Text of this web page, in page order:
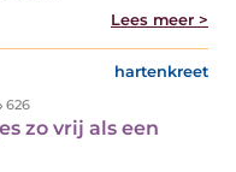
Lees meer >
hartenkreet
626
zo vrij als een